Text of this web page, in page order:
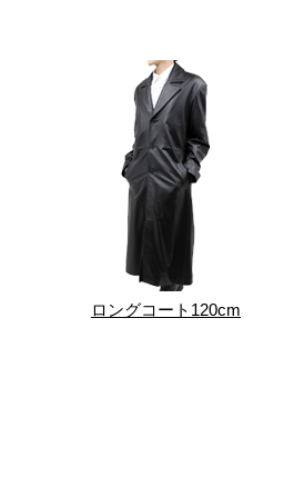
ロングコート120cm